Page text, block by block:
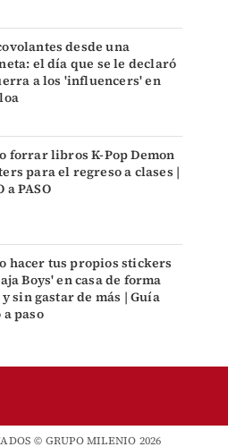
desde una
el día que se le declaró
a los 'influencers' en
forrar libros K-Pop Demon
para el regreso a clases |
a PASO
hacer tus propios stickers
Boys' en casa de forma
sin gastar de más | Guía
a paso
© GRUPO MILENIO 2026